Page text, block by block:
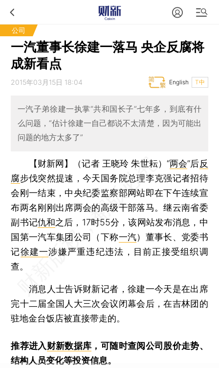
公司
一汽董事长徐建一落马 央企反腐将
成新看点
2015年03月15日 18:04 T中
English
一汽子弟徐建一执掌“共和国长子”七年多，到底有什
么问题，“估计徐建一自己都说不太清楚，因为可能出
问题的地方太多了”
【财新网】（记者 王晓玲 朱世耘） “两会”后反
腐步伐突然提速，今天国务院总理李克强记者招待
会刚一结束，中央纪委监察部网站即在下午连续宣
布两名刚刚出席两会的高级干部落马。继云南省委
副书记仇和之后，17时55分，该网站发布消息，中
国第一汽车集团公司（下称一汽）董事长、党委书
记徐建一涉嫌严重违纪违法，目前正接受组织调
查。
消息人士告诉财新记者，徐建一今天是在出席
完十二届全国人大三次会议闭幕会后，在吉林团的
驻地金台饭店被直接带走的。
推荐进入财新数据库 ，可随时查阅公司股价走势、
结构人员变化等投资信息。